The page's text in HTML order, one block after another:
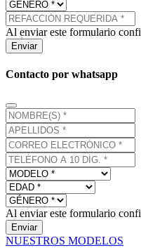
Al enviar este formulario
Enviar
Contacto por whatsapp
Al enviar este formulario
Enviar
NUESTROS MODELOS